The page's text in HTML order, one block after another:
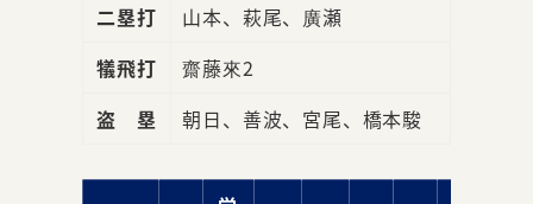
二塁打
山本、萩尾、廣瀬
犠飛打
齋藤來2
盗 塁
朝日、善波、宮尾、橋本駿